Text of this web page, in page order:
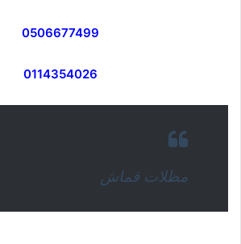
0506677499
0114354026
مظلات قماش